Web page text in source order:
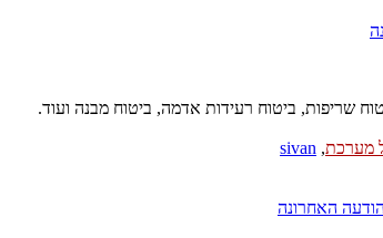
שריפות, ביטוח רעידות אדמה, ביטוח מבנה ועוד.
מערכת,
sivan
האחרונה